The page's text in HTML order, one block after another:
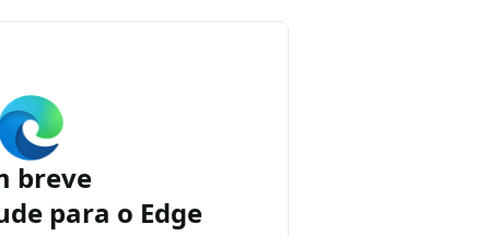
breve
para o Edge